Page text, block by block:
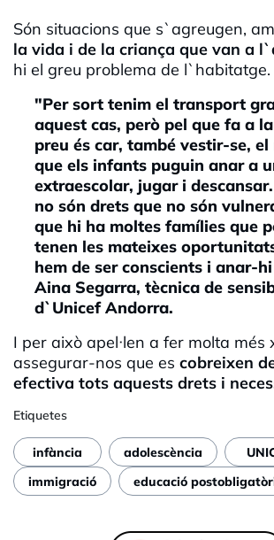
Són situacions que s`agreugen,
la vida i de la criança que van a
hi el greu problema de l`habitatge.
"Per sort tenim el transport
aquest cas, però pel que fa a
preu és car, també vestir-se,
que els infants puguin anar a
extraescolar, jugar i
no són drets que no són
que hi ha moltes famílies que
tenen les mateixes
hem de ser conscients i anar-
Aina Segarra, tècnica de
d`Unicef Andorra.
I per això apel·len a fer molta més
assegurar-nos que es cobreixen
efectiva tots aquests drets i
Etiquetes
infància adolescència
immigració
educació